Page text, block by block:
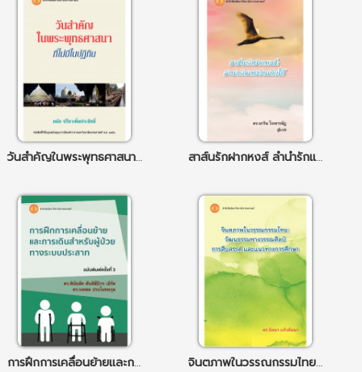
วันสำคัญในพระพุทธศาสนา ที่ไม่มีในปฏิทิน สาส์นรักฝากหงส์ ลำนำรักแห่งอินเดียใต้
การฝึกการเคลื่อนย้ายและการเดินสำหรับผู้ป่วยระบบประสาท จินตภาพในวรรณกรรมไทย : วัฒนธรรมทางวรรณศิลป์การสืบสรรค์ และแนวทางการศึกษา